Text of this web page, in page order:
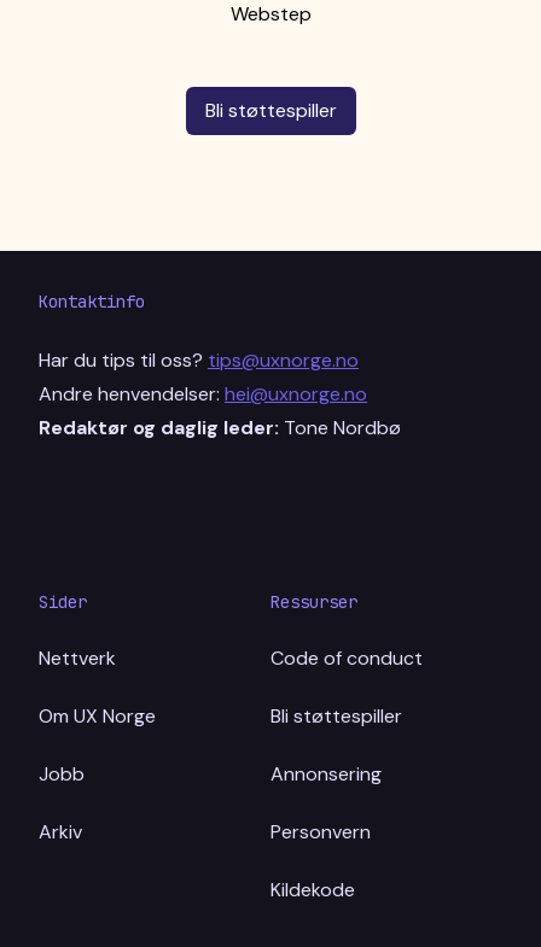
Webstep
Bli støttespiller
Kontaktinfo
Har du tips til oss? tips@uxnorge.no
Andre henvendelser: hei@uxnorge.no
Redaktør og daglig leder: Tone Nordbø
Sider
Nettverk
Om UX Norge
Jobb
Arkiv
Ressurser
Code of conduct
Bli støttespiller
Annonsering
Personvern
Kildekode